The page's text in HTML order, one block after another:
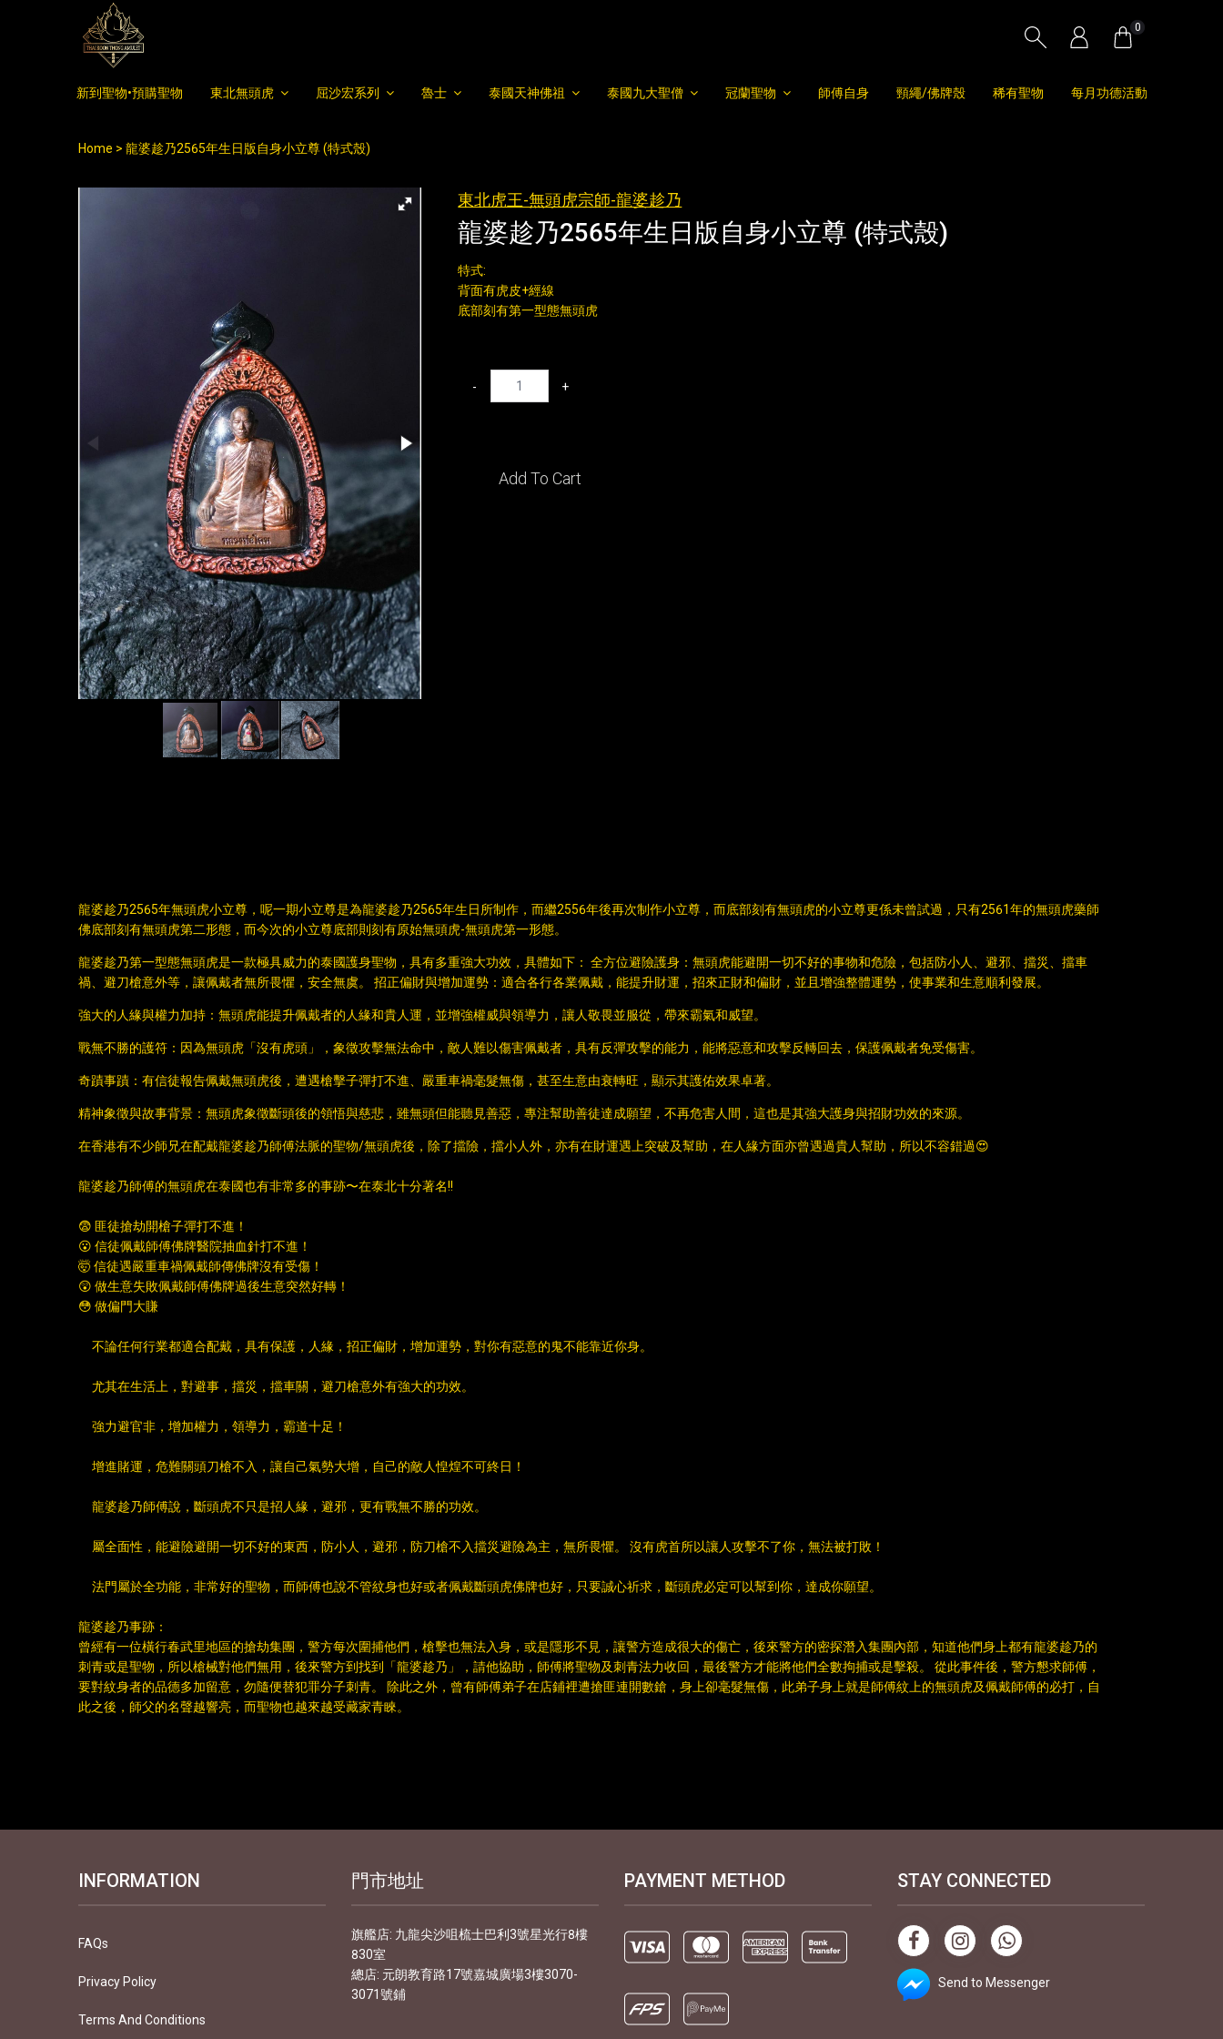
0
新到聖物•預購聖物 東北無頭虎 屈沙宏系列 魯士 泰國天神佛祖 泰國九大聖僧 冠蘭聖物 師傅自身 頸繩/佛牌殼 稀有聖物 每月功德活動
Home 龍婆趁乃2565年生日版自身小立尊 (特式殼)
東北虎王-無頭虎宗師-龍婆趁乃
龍婆趁乃2565年生日版自身小立尊 (特式殼)
特式:
背面有虎皮+經線
底部刻有第一型態無頭虎
- +
Add To Cart
龍婆趁乃2565年無頭虎小立尊，呢一期小立尊是為龍婆趁乃2565年生日所制作，而繼2556年後再次制作小立尊，而底部刻有無頭虎的小立尊更係未曾試過，只有2561年的無頭虎藥師
佛底部刻有無頭虎第二形態，而今次的小立尊底部則刻有原始無頭虎-無頭虎第一形態。
龍婆趁乃第一型態無頭虎是一款極具威力的泰國護身聖物，具有多重強大功效，具體如下： 全方位避險護身：無頭虎能避開一切不好的事物和危險，包括防小人、避邪、擋災、擋車
禍、避刀槍意外等，讓佩戴者無所畏懼，安全無虞。 招正偏財與增加運勢：適合各行各業佩戴，能提升財運，招來正財和偏財，並且增強整體運勢，使事業和生意順利發展。
強大的人緣與權力加持：無頭虎能提升佩戴者的人緣和貴人運，並增強權威與領導力，讓人敬畏並服從，帶來霸氣和威望。
戰無不勝的護符：因為無頭虎「沒有虎頭」，象徵攻擊無法命中，敵人難以傷害佩戴者，具有反彈攻擊的能力，能將惡意和攻擊反轉回去，保護佩戴者免受傷害。
奇蹟事蹟：有信徒報告佩戴無頭虎後，遭遇槍擊子彈打不進、嚴重車禍毫髮無傷，甚至生意由衰轉旺，顯示其護佑效果卓著。
精神象徵與故事背景：無頭虎象徵斷頭後的領悟與慈悲，雖無頭但能聽見善惡，專注幫助善徒達成願望，不再危害人間，這也是其強大護身與招財功效的來源。
在香港有不少師兄在配戴龍婆趁乃師傅法脈的聖物/無頭虎後，除了擋險，擋小人外，亦有在財運遇上突破及幫助，在人緣方面亦曾遇過貴人幫助，所以不容錯過😍
龍婆趁乃師傅的無頭虎在泰國也有非常多的事跡〜在泰北十分著名!!
😨 匪徒搶劫開槍子彈打不進！
😮 信徒佩戴師傅佛牌醫院抽血針打不進！
🤯 信徒遇嚴重車禍佩戴師傳佛牌沒有受傷！
😲 做生意失敗佩戴師傅佛牌過後生意突然好轉！
😳 做偏門大賺
不論任何行業都適合配戴，具有保護，人緣，招正偏財，增加運勢，對你有惡意的鬼不能靠近你身。
尤其在生活上，對避事，擋災，擋車關，避刀槍意外有強大的功效。
強力避官非，增加權力，領導力，霸道十足！
增進賭運，危難關頭刀槍不入，讓自己氣勢大增，自己的敵人惶煌不可終日！
龍婆趁乃師傅說，斷頭虎不只是招人緣，避邪，更有戰無不勝的功效。
屬全面性，能避險避開一切不好的東西，防小人，避邪，防刀槍不入擋災避險為主，無所畏懼。 沒有虎首所以讓人攻擊不了你，無法被打敗！
法門屬於全功能，非常好的聖物，而師傅也說不管紋身也好或者佩戴斷頭虎佛牌也好，只要誠心祈求，斷頭虎必定可以幫到你，達成你願望。
龍婆趁乃事跡：
曾經有一位橫行春武里地區的搶劫集團，警方每次圍捕他們，槍擊也無法入身，或是隱形不見，讓警方造成很大的傷亡，後來警方的密探潛入集團內部，知道他們身上都有龍婆趁乃的
刺青或是聖物，所以槍械對他們無用，後來警方到找到「龍婆趁乃」，請他協助，師傅將聖物及刺青法力收回，最後警方才能將他們全數拘捕或是擊殺。 從此事件後，警方懇求師傅，
要對紋身者的品德多加留意，勿隨便替犯罪分子刺青。 除此之外，曾有師傅弟子在店鋪裡遭搶匪連開數鎗，身上卻毫髮無傷，此弟子身上就是師傅紋上的無頭虎及佩戴師傅的必打，自
此之後，師父的名聲越響亮，而聖物也越來越受藏家青睞。
INFORMATION
FAQs
Privacy Policy
Terms And Conditions
門市地址
旗艦店: 九龍尖沙咀梳士巴利3號星光行8樓
830室
總店: 元朗教育路17號嘉城廣場3樓3070-
3071號鋪
PAYMENT METHOD STAY CONNECTED
Send to Messenger